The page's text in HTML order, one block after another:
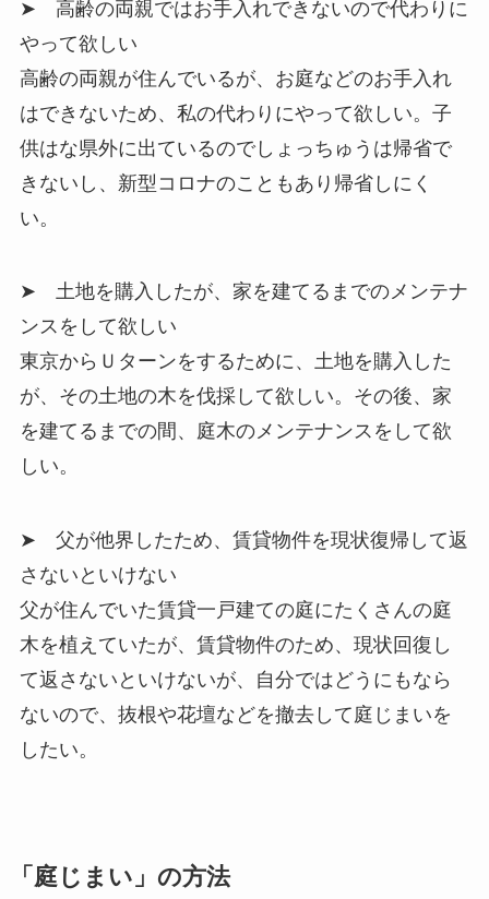
➤ 高齢の両親ではお手入れできないので代わりに
やって欲しい
高齢の両親が住んでいるが、お庭などのお手入れ
はできないため、私の代わりにやって欲しい。子
供はな県外に出ているのでしょっちゅうは帰省で
きないし、新型コロナのこともあり帰省しにく
い。
➤ 土地を購入したが、家を建てるまでのメンテナ
ンスをして欲しい
東京からＵターンをするために、土地を購入した
が、その土地の木を伐採して欲しい。その後、家
を建てるまでの間、庭木のメンテナンスをして欲
しい。
➤ 父が他界したため、賃貸物件を現状復帰して返
さないといけない
父が住んでいた賃貸一戸建ての庭にたくさんの庭
木を植えていたが、賃貸物件のため、現状回復し
て返さないといけないが、自分ではどうにもなら
ないので、抜根や花壇などを撤去して庭じまいを
したい。
「庭じまい」の方法